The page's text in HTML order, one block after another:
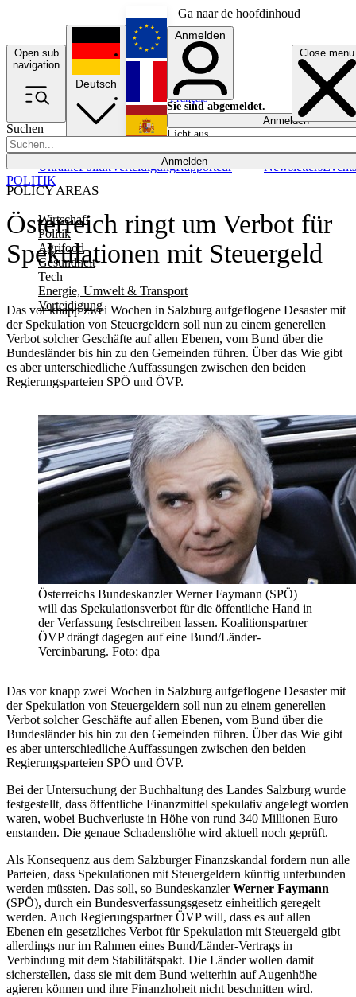
Ga naar de hoofdinhoud
Open sub
navigation
Close menu
Suchen
Anmelden
POLICY AREAS
Wirtschaft
Politik
Agrifood
Gesundheit
Tech
Energie, Umwelt & Transport
Verteidigung
UkrainePolitikVerteidigungRapporteur NewslettersEvents
Deutsch
English
Français
Anmelden
Sie sind abgemeldet.
Anmelden
Licht aus
Österreich ringt um Verbot für
Spekulationen mit Steuergeld
Das vor knapp zwei Wochen in Salzburg aufgeflogene Desaster mit
der Spekulation von Steuergeldern soll nun zu einem generellen
Verbot solcher Geschäfte auf allen Ebenen, vom Bund über die
Bundesländer bis hin zu den Gemeinden führen. Über das Wie gibt
es aber unterschiedliche Auffassungen zwischen den beiden
Regierungsparteien SPÖ und ÖVP.
POLITIK
Österreichs Bundeskanzler Werner Faymann (SPÖ)
will das Spekulationsverbot für die öffentliche Hand in
der Verfassung festschreiben lassen. Koalitionspartner
ÖVP drängt dagegen auf eine Bund/Länder-
Vereinbarung. Foto: dpa
Das vor knapp zwei Wochen in Salzburg aufgeflogene Desaster mit
der Spekulation von Steuergeldern soll nun zu einem generellen
Verbot solcher Geschäfte auf allen Ebenen, vom Bund über die
Bundesländer bis hin zu den Gemeinden führen. Über das Wie gibt
es aber unterschiedliche Auffassungen zwischen den beiden
Regierungsparteien SPÖ und ÖVP.
Bei der Untersuchung der Buchhaltung des Landes Salzburg wurde
festgestellt, dass öffentliche Finanzmittel spekulativ angelegt worden
waren, wobei Buchverluste in Höhe von rund 340 Millionen Euro
enstanden. Die genaue Schadenshöhe wird aktuell noch geprüft.
Als Konsequenz aus dem Salzburger Finanzskandal fordern nun alle
Parteien, dass Spekulationen mit Steuergeldern künftig unterbunden
werden müssten. Das soll, so BundeskanzlerWerner Faymann
(SPÖ), durch ein Bundesverfassungsgesetz einheitlich geregelt
werden. Auch Regierungspartner ÖVP will, dass es auf allen
Ebenen ein gesetzliches Verbot für Spekulation mit Steuergeld gibt –
allerdings nur im Rahmen eines Bund/Länder-Vertrags in
Verbindung mit dem Stabilitätspakt. Die Länder wollen damit
sicherstellen, dass sie mit dem Bund weiterhin auf Augenhöhe
agieren können und ihre Finanzhoheit nicht beschnitten wird.